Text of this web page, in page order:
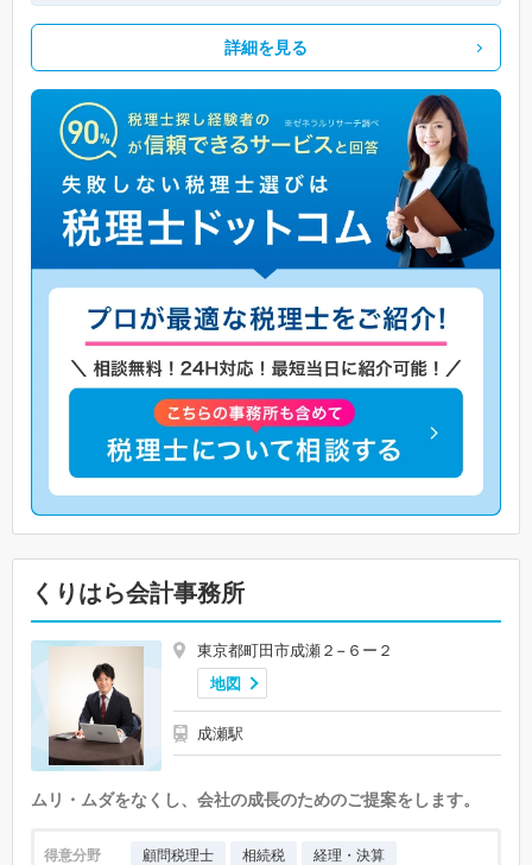
詳細を見る
くりはら会計事務所
東京都町田市成瀬２−６ー２
地図
成瀬駅
ムリ・ムダをなくし、会社の成長のためのご提案をします。
得意分野 顧問税理士 相続税 経理・決算